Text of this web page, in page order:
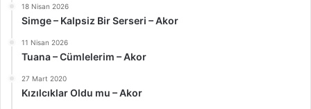
18 Nisan 2026
Simge – Kalpsiz Bir Serseri – Akor
11 Nisan 2026
Tuana – Cümlelerim – Akor
27 Mart 2020
Kızılcıklar Oldu mu – Akor